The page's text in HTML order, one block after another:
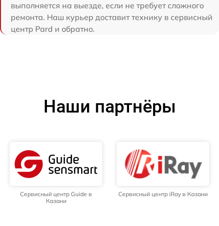
выполняется на выезде, если не требует сложного
ремонта. Наш курьер доставит технику в сервисный
центр Pard и обратно.
Наши партнёры
Сервисный центр Guide в
Казани
Сервисный центр iRay в Казани